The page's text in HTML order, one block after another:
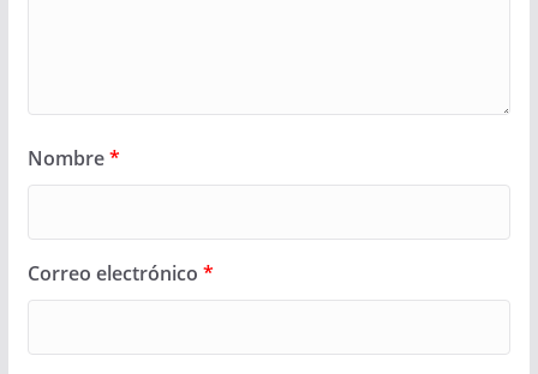
Nombre*
Correo electrónico *